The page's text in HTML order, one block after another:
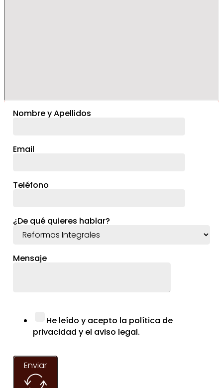
Nombre y Apellidos
Email
Teléfono
¿De qué quieres hablar?
Mensaje
He leído y acepto la política de
privacidad y el aviso legal.
Enviar